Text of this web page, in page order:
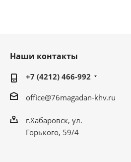
Наши контакты
+7 (4212) 466-992
office@76magadan-khv.ru
г.Хабаровск, ул.
Горького, 59/4